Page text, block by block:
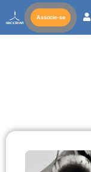
Associe-se